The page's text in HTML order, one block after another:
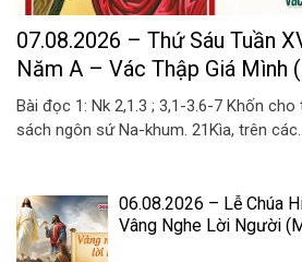
07.08.2026 – Thứ Sáu Tuần
Năm A – Vác Thập Giá Mình
Bài đọc 1: Nk 2,1.3 ; 3,1-3.6-7 Khốn
sách ngôn sứ Na-khum. 21Kìa, trên
06.08.2026 – Lễ Chúa
Vâng Nghe Lời Người